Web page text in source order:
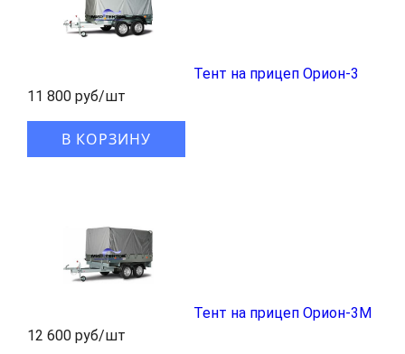
Тент на прицеп Орион-3
11 800 руб/шт
В КОРЗИНУ
Тент на прицеп Орион-3М
12 600 руб/шт